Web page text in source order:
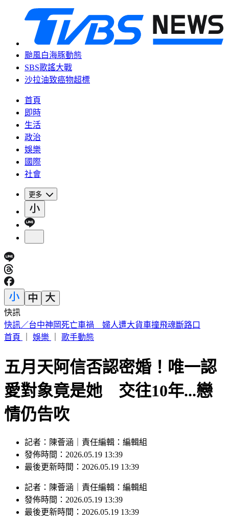
颱風白海豚動態
SBS歌謠大戰
沙拉油致癌物超標
首頁
即時
生活
政治
娛樂
國際
社會
更多
快訊
快訊／疑涉原鄉工程貪汙案 高雄市議員范織欽遭檢調約談
首頁
娛樂 歌手動態
五月天阿信否認密婚！唯一認
愛對象竟是她 交往10年...戀
情仍告吹
記者：陳薈涵｜責任編輯：編輯組
發佈時間：2026.05.19 13:39
最後更新時間：2026.05.19 13:39
記者 ： 陳薈涵 責任編輯 ： 編輯組
發佈時間： 2026.05.19 13:39
最後更新時間： 2026.05.19 13:39